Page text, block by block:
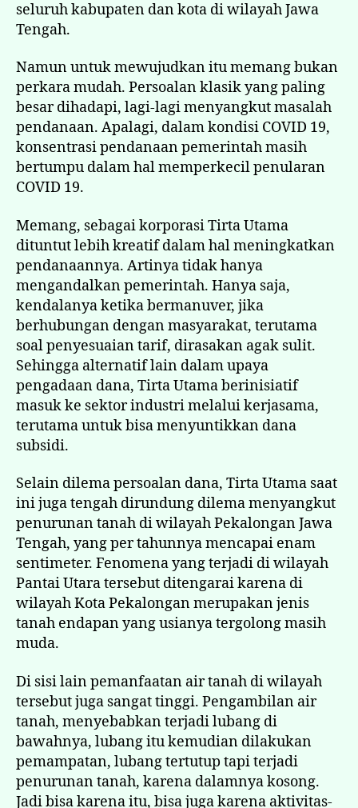
seluruh kabupaten dan kota di wilayah Jawa
Tengah.
Namun untuk mewujudkan itu memang bukan
perkara mudah. Persoalan klasik yang paling
besar dihadapi, lagi-lagi menyangkut masalah
pendanaan. Apalagi, dalam kondisi COVID 19,
konsentrasi pendanaan pemerintah masih
bertumpu dalam hal memperkecil penularan
COVID 19.
Memang, sebagai korporasi Tirta Utama
dituntut lebih kreatif dalam hal meningkatkan
pendanaannya. Artinya tidak hanya
mengandalkan pemerintah. Hanya saja,
kendalanya ketika bermanuver, jika
berhubungan dengan masyarakat, terutama
soal penyesuaian tarif, dirasakan agak sulit.
Sehingga alternatif lain dalam upaya
pengadaan dana, Tirta Utama berinisiatif
masuk ke sektor industri melalui kerjasama,
terutama untuk bisa menyuntikkan dana
subsidi.
Selain dilema persoalan dana, Tirta Utama saat
ini juga tengah dirundung dilema menyangkut
penurunan tanah di wilayah Pekalongan Jawa
Tengah, yang per tahunnya mencapai enam
sentimeter. Fenomena yang terjadi di wilayah
Pantai Utara tersebut ditengarai karena di
wilayah Kota Pekalongan merupakan jenis
tanah endapan yang usianya tergolong masih
muda.
Di sisi lain pemanfaatan air tanah di wilayah
tersebut juga sangat tinggi. Pengambilan air
tanah, menyebabkan terjadi lubang di
bawahnya, lubang itu kemudian dilakukan
pemampatan, lubang tertutup tapi terjadi
penurunan tanah, karena dalamnya kosong.
Jadi bisa karena itu, bisa juga karena aktivitas-